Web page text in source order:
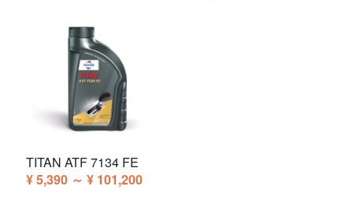
TITAN ATF 7134 FE
¥ 5,390 ～ ¥ 101,200